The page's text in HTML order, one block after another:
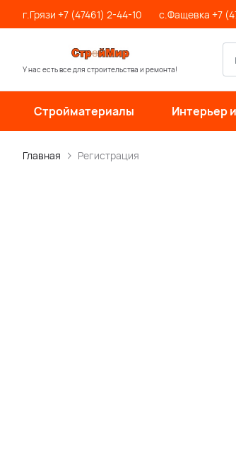
г.Грязи +7 (47461) 2-44-10 с.Фащевка +7
У нас есть все для строительства и ремонта!
Стройматериалы
Интерьер и
отделка
Главная Регистрация